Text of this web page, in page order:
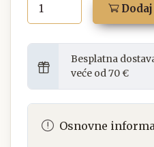
Dodaj
Besplatna
veće od 70 €
Osnovne